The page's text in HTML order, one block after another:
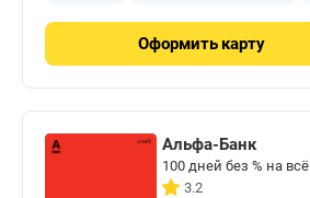
Оформить карту
Альфа-Банк
100 дней без % на всё
3.2